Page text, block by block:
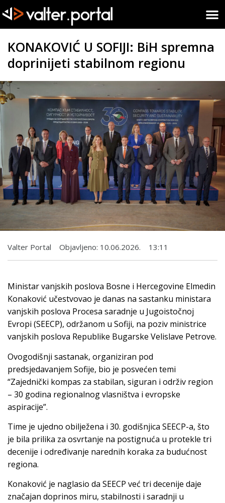
KONAKOVIĆ U SOFIJI: BiH spremna
doprinijeti stabilnom regionu
Valter Portal Objavljeno: 10.06.2026. 13:11
Ministar vanjskih poslova Bosne i Hercegovine Elmedin
Konaković učestvovao je danas na sastanku ministara
vanjskih poslova Procesa saradnje u Jugoistočnoj
Evropi (SEECP), održanom u Sofiji, na poziv ministrice
vanjskih poslova Republike Bugarske Velislave Petrove.
Ovogodišnji sastanak, organiziran pod
predsjedavanjem Sofije, bio je posvećen temi
“Zajednički kompas za stabilan, siguran i održiv region
– 30 godina regionalnog vlasništva i evropske
aspiracije”.
Time je ujedno obilježena i 30. godišnjica SEECP-a, što
je bila prilika za osvrtanje na postignuća u protekle tri
decenije i određivanje narednih koraka za budućnost
regiona.
Konaković je naglasio da SEECP već tri decenije daje
značajan doprinos miru, stabilnosti i saradnji u